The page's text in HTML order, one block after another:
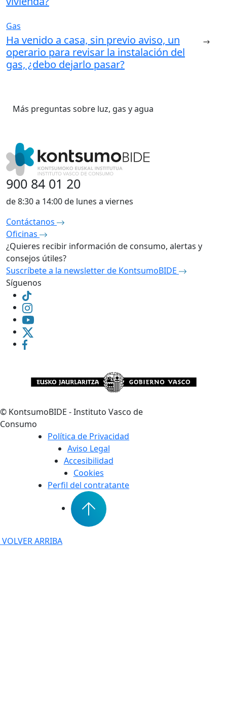
Gas
Ha venido a casa, sin previo aviso, un
operario para revisar la instalación del
gas, ¿debo dejarlo pasar?
Más preguntas sobre luz, gas y agua
900 84 01 20
de 8:30 a 14:00 de lunes a viernes
Contáctanos
Oficinas
¿Quieres recibir información de consumo, alertas y
consejos útiles?
Suscríbete a la newsletter de KontsumoBIDE
Síguenos
© KontsumoBIDE - Instituto Vasco de
Consumo
Política de Privacidad
Aviso Legal
Accesibilidad
Cookies
Perfil del contratante
VOLVER ARRIBA